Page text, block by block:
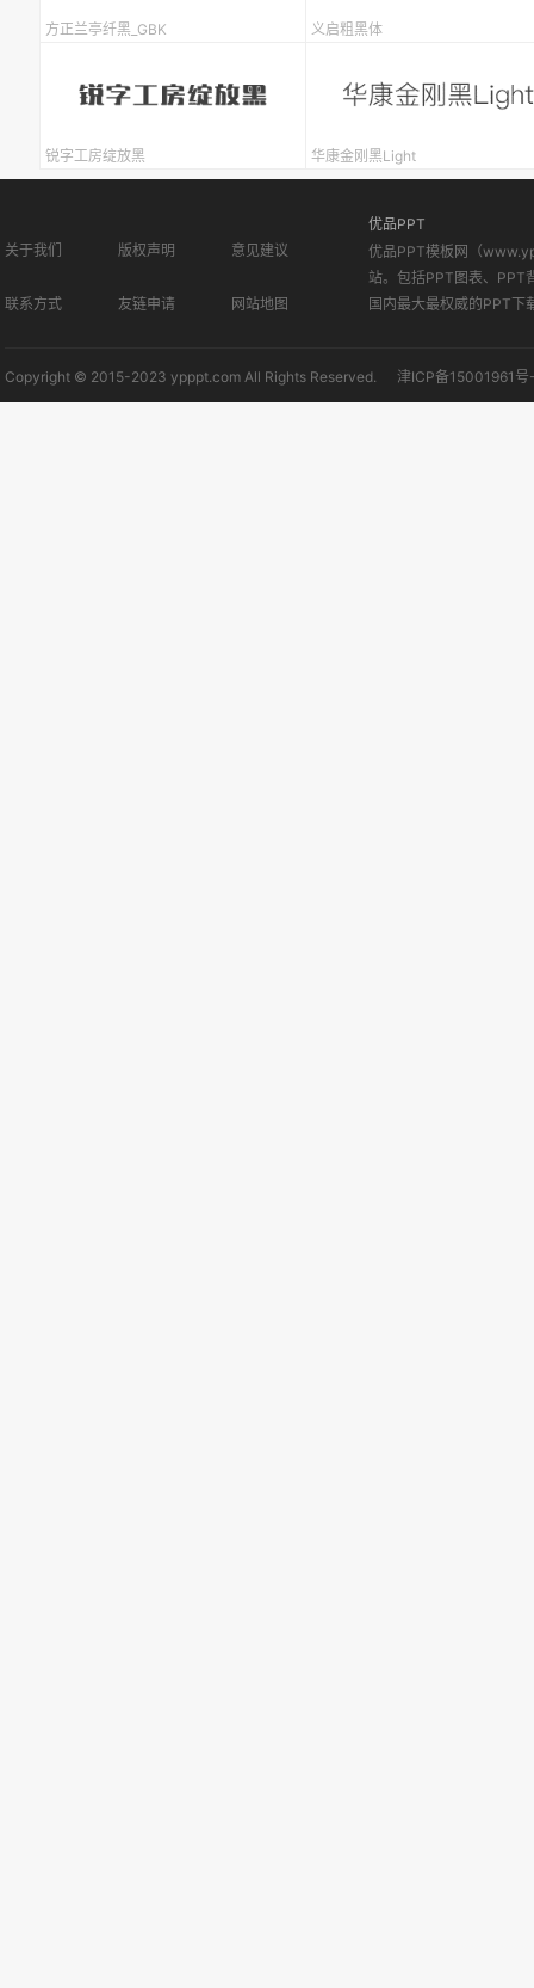
方正兰亭纤黑_GBK 义启粗黑体
锐字工房绽放黑 华康金刚黑Light
关于我们 版权声明 意见建议
联系方式 友链申请 网站地图
优品PPT
优品PPT模板网（
站。包括PPT图表、PPT
国内最大最权威的PPT下
Copyright © 2015-2023 ypppt.com All Rights Reserved. 津ICP备15001961号